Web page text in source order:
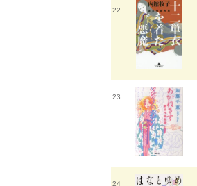
22
23
24